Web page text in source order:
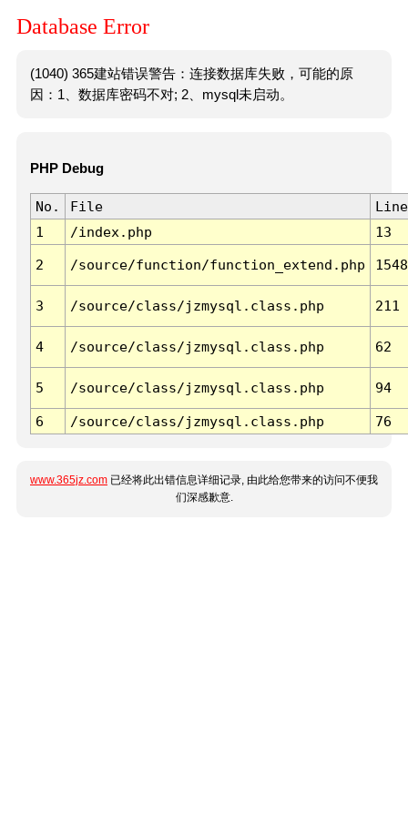
Database Error
(1040) 365建站错误警告：连接数据库失败，可能的原
因：1、数据库密码不对; 2、mysql未启动。
PHP Debug
No. File
Line
1
/index.php 13
2 /source/function/function_extend.php 1548
3 /source/class/jzmysql.class.php 211
4 /source/class/jzmysql.class.php 62
5 /source/class/jzmysql.class.php 94
6 /source/class/jzmysql.class.php 76
www.365jz.com 已经将此出错信息详细记录, 由此给您带来的访问不便我
们深感歉意.